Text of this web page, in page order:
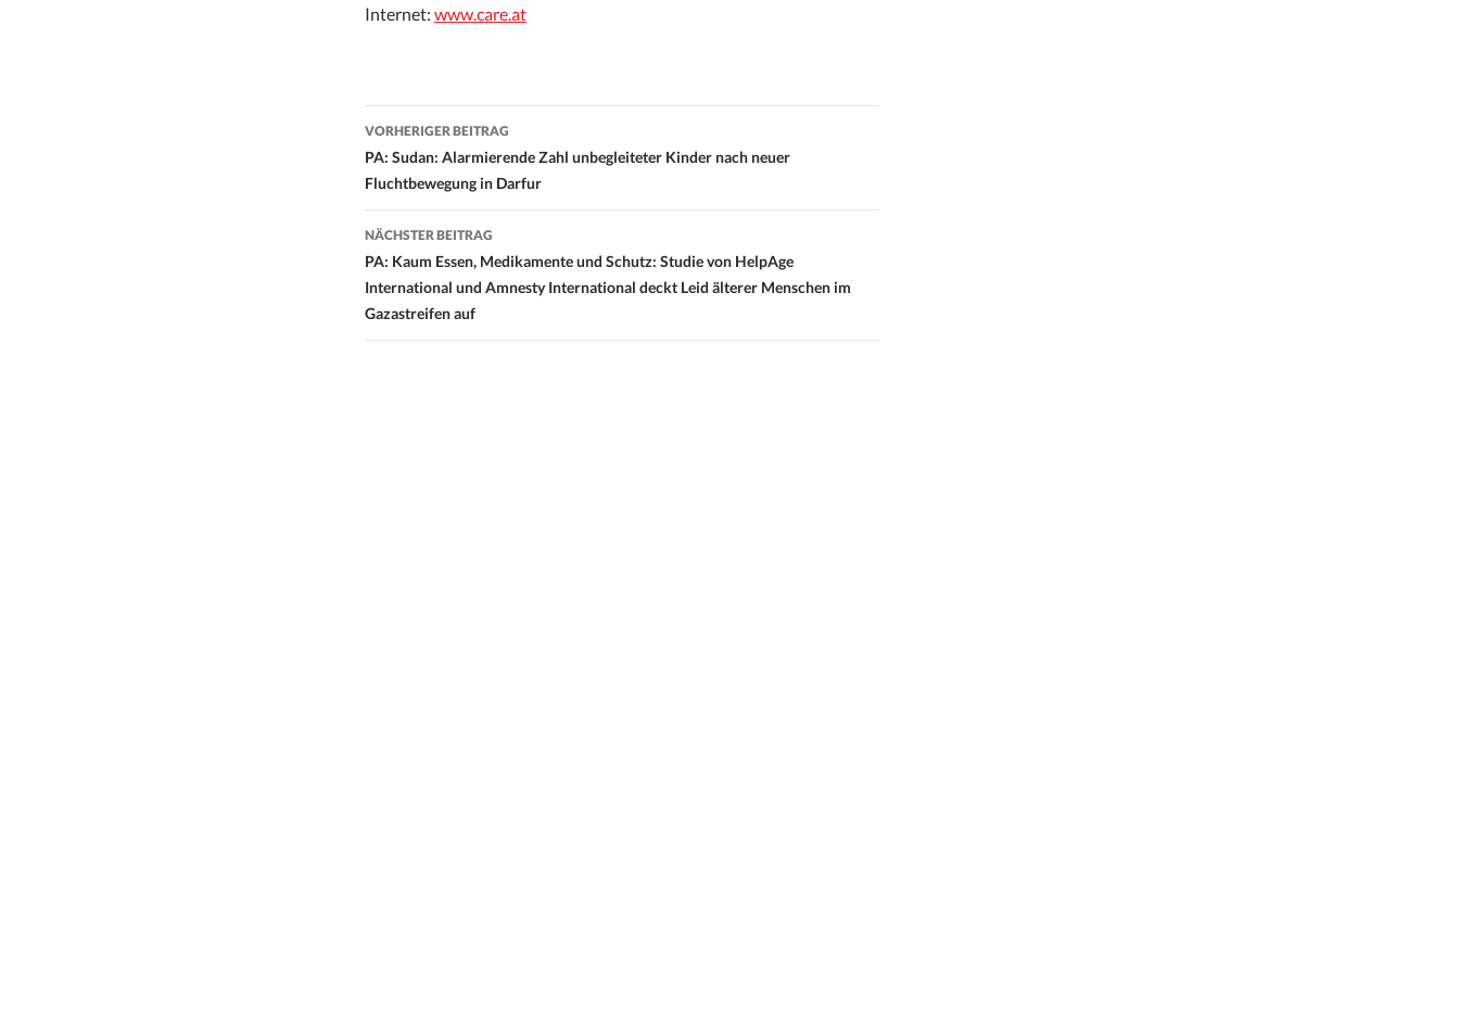
Internet: www.care.at
Beitrags-
Navigation
VORHERIGER BEITRAG
PA: Sudan: Alarmierende Zahl unbegleiteter Kinder nach neuer
Fluchtbewegung in Darfur
NÄCHSTER BEITRAG
PA: ­Kaum Essen, Medikamente und Schutz: Studie von HelpAge
International und Amnesty International deckt Leid älterer Menschen im
Gazastreifen auf